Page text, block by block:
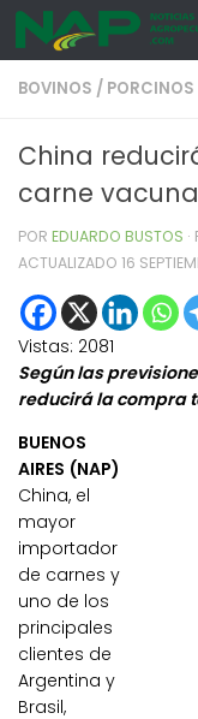
Skip to content
BOVINOS / PORCINOS
China
carne vacuna
POR EDUARDO BUSTOS
ACTUALIZADO 16
Vistas: 2081
Según las
reducirá la compra
BUENOS
AIRES (NAP)
China, el
mayor
importador
de carnes y
uno de los
principales
clientes de
Argentina y
Brasil,